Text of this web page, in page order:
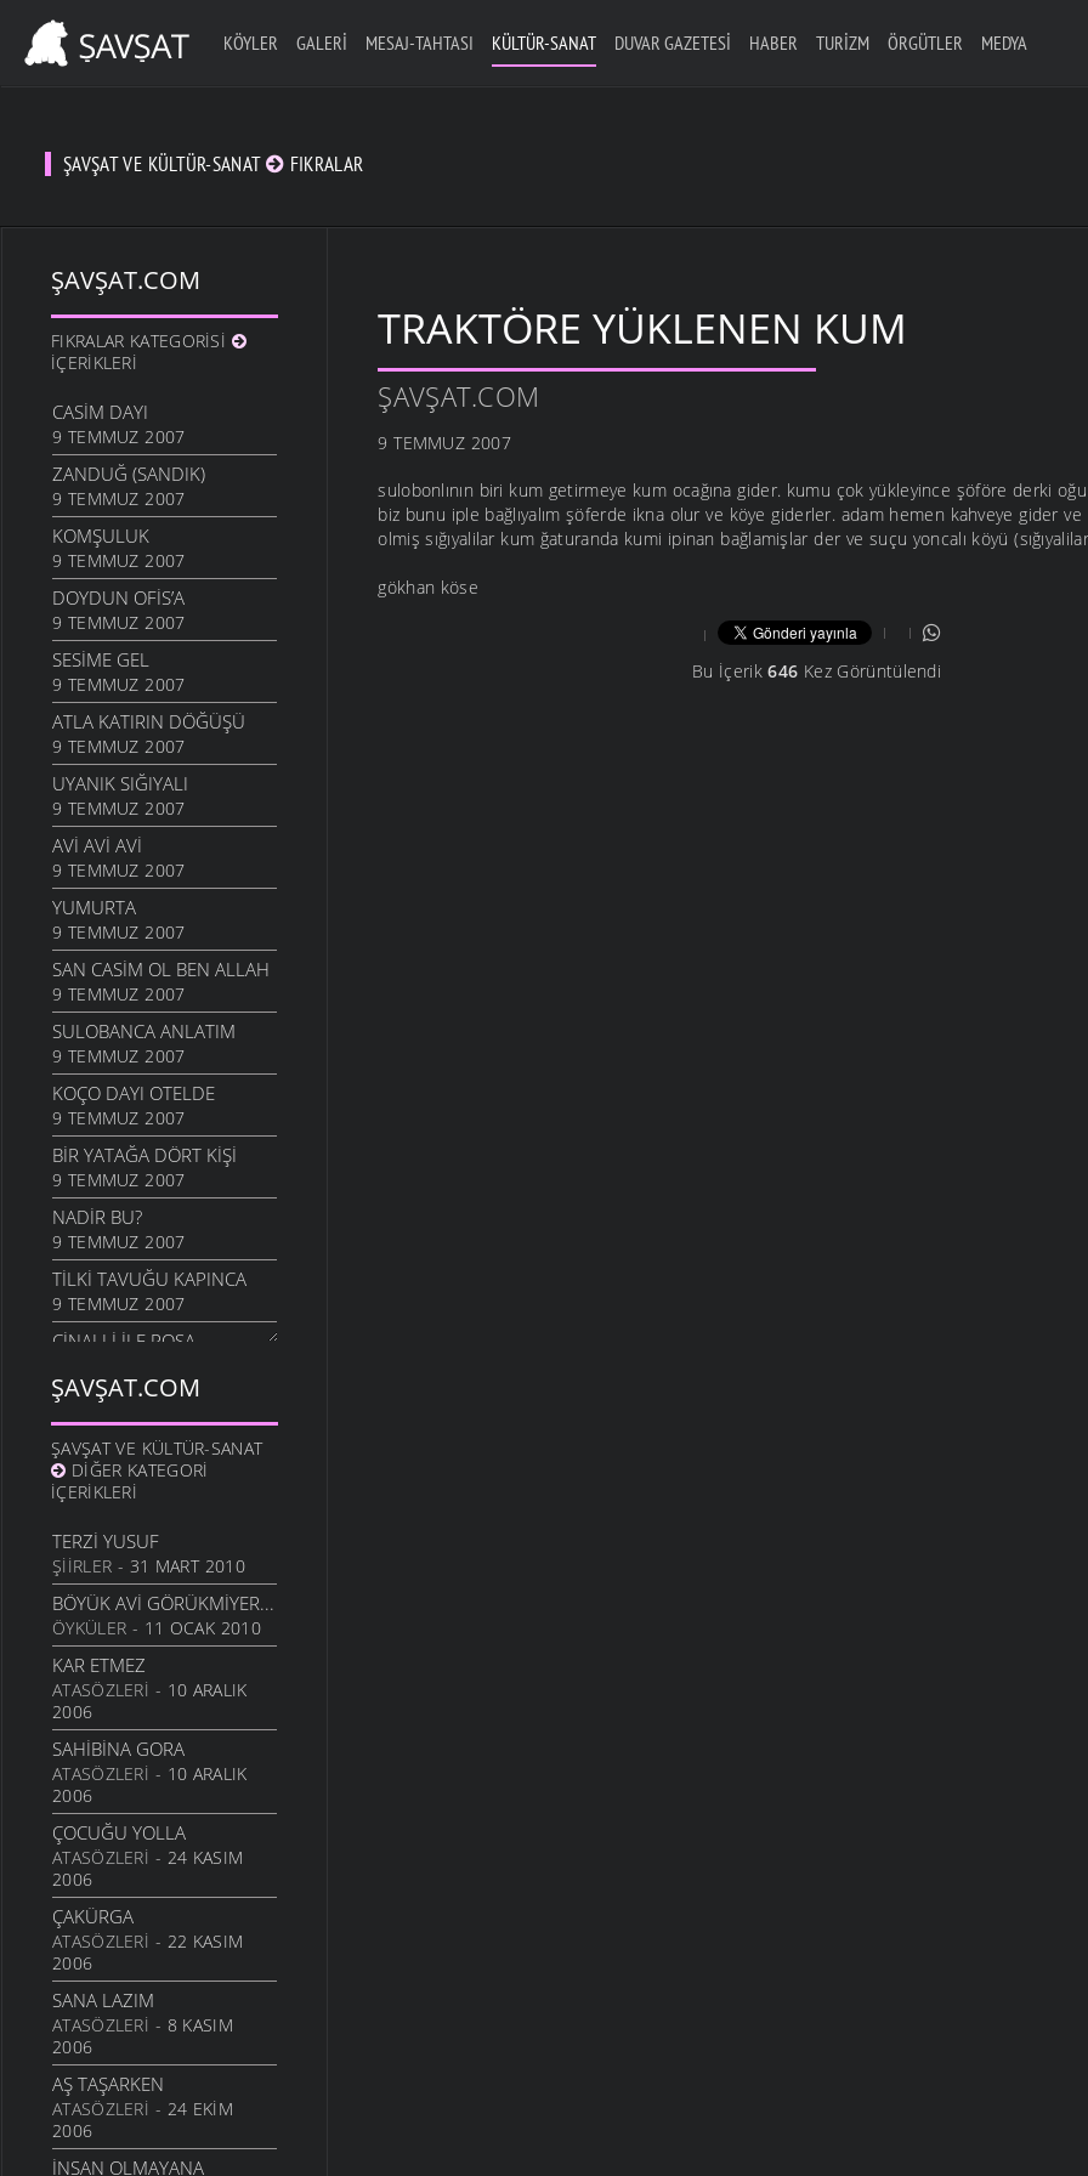
KÖYLER GALERI MESAJ-TAHTASI KÜLTÜR-SANAT DUVAR GAZETESI HABER TURIZM ÖRGÜTLER MEDYA
ŞAVŞAT VE KÜLTÜR-SANAT FIKRALAR
ŞAVŞAT.COM
FIKRALAR KATEGORISI
İÇERIKLERI
CASIM DAYI
9 TEMMUZ 2007
ZANDUĞ (SANDIK)
9 TEMMUZ 2007
KOMŞULUK
9 TEMMUZ 2007
DOYDUN OFIS’A
9 TEMMUZ 2007
SESIME GEL
9 TEMMUZ 2007
ATLA KATIRIN DÖĞÜŞÜ
9 TEMMUZ 2007
UYANIK SIĞIYALI
9 TEMMUZ 2007
AVI AVI AVI
9 TEMMUZ 2007
YUMURTA
9 TEMMUZ 2007
SAN CASIM OL BEN ALLAH
9 TEMMUZ 2007
SULOBANCA ANLATIM
9 TEMMUZ 2007
KOÇO DAYI OTELDE
9 TEMMUZ 2007
BIR YATAĞA DÖRT KIŞI
9 TEMMUZ 2007
NADİR BU?
9 TEMMUZ 2007
TILKI TAVUĞU KAPINCA
9 TEMMUZ 2007
CINALLI ILE POŞA
LAĞAP TAKMA
9 TEMMUZ 2007
MEMLEKET HAVASI
9 TEMMUZ 2007
SULOBANLININ HASTA
ZİYARETİ
9 TEMMUZ 2007
GAZETE
9 TEMMUZ 2007
AVI GALIYER
9 TEMMUZ 2007
YERİNA SAYDIM GETTİ
9 TEMMUZ 2007
ŞAVŞATLI
9 TEMMUZ 2007
ŞAVTALİ VELİT AĞA
9 TEMMUZ 2007
SULOBANLI VE DENİZ
9 TEMMUZ 2007
GEMİ
9 TEMMUZ 2007
NAMAZ
9 TEMMUZ 2007
KABI KACAĞI YALAYAN
KÖPEK
9 TEMMUZ 2007
ŞAVŞAT.COM
ŞAVŞAT VE KÜLTÜR-SANAT
DIĞER KATEGORI
İÇERIKLERI
TERZI YUSUF
ŞIIRLER - 31 MART 2010
BÖYÜK AVI GÖRÜKMIYER...
ÖYKÜLER - 11 OCAK 2010
KAR ETMEZ
ATASÖZLERI - 10 ARALIK
2006
SAHIBINA GORA
ATASÖZLERI - 10 ARALIK
2006
ÇOCUĞU YOLLA
ATASÖZLERI - 24 KASIM
2006
ÇAKÜRGA
ATASÖZLERI - 22 KASIM
2006
SANA LAZIM
ATASÖZLERI - 8 KASIM
2006
AŞ TAŞARKEN
ATASÖZLERI - 24 EKIM
2006
İNSAN OLMAYANA
TRAKTÖRE YÜKLENEN KUM
ŞAVŞAT.COM
9 TEMMUZ 2007
sulobonlının biri kum getirmeye kum ocağına gider. kumu çok yükleyince şöföre derki
biz bunu iple bağlıyalım şöferde ikna olur ve köye giderler. adam hemen kahveye gider
olmiş sığıyalilar kum ğaturanda kumi ipinan bağlamişlar der ve suçu yoncalı köyü
gökhan köse
Bu İçerik646 Kez Görüntülendi